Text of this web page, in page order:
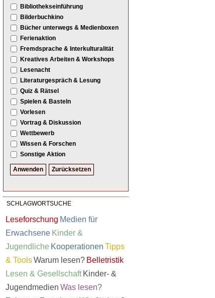
Bibliothekseinführung
Bilderbuchkino
Bücher unterwegs & Medienboxen
Ferienaktion
Fremdsprache & Interkulturalität
Kreatives Arbeiten & Workshops
Lesenacht
Literaturgespräch & Lesung
Quiz & Rätsel
Spielen & Basteln
Vorlesen
Vortrag & Diskussion
Wettbewerb
Wissen & Forschen
Sonstige Aktion
SCHLAGWORTSUCHE
Leseforschung Medien für
Erwachsene Kinder &
Jugendliche Kooperationen Tipps
& ToolsWarum lesen? Belletristik
Lesen & Gesellschaft Kinder- &
Jugendmedien Was lesen?